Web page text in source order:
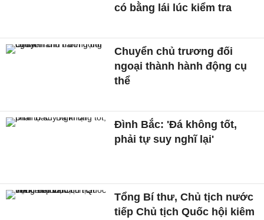
có bằng lái lúc kiểm tra
Chuyển chủ trương đối
ngoại thành hành động cụ
thể
Đình Bắc: 'Đá không tốt,
phải tự suy nghĩ lại'
Tổng Bí thư, Chủ tịch nước
tiếp Chủ tịch Quốc hội kiêm